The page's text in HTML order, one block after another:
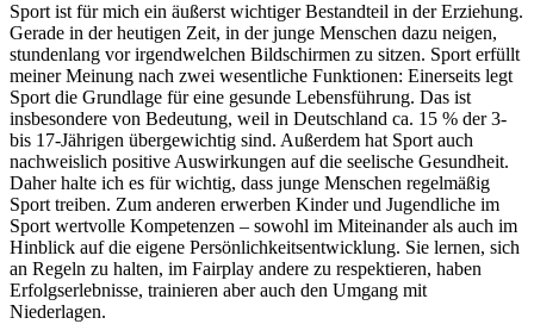
Sport ist für mich ein äußerst wichtiger Bestandteil in der Erziehung.
Gerade in der heutigen Zeit, in der junge Menschen dazu neigen,
stundenlang vor irgendwelchen Bildschirmen zu sitzen. Sport erfüllt
meiner Meinung nach zwei wesentliche Funktionen: Einerseits legt
Sport die Grundlage für eine gesunde Lebensführung. Das ist
insbesondere von Bedeutung, weil in Deutschland ca. 15 % der 3-
bis 17-Jährigen übergewichtig sind. Außerdem hat Sport auch
nachweislich positive Auswirkungen auf die seelische Gesundheit.
Daher halte ich es für wichtig, dass junge Menschen regelmäßig
Sport treiben. Zum anderen erwerben Kinder und Jugendliche im
Sport wertvolle Kompetenzen – sowohl im Miteinander als auch im
Hinblick auf die eigene Persönlichkeitsentwicklung. Sie lernen, sich
an Regeln zu halten, im Fairplay andere zu respektieren, haben
Erfolgserlebnisse, trainieren aber auch den Umgang mit
Niederlagen.